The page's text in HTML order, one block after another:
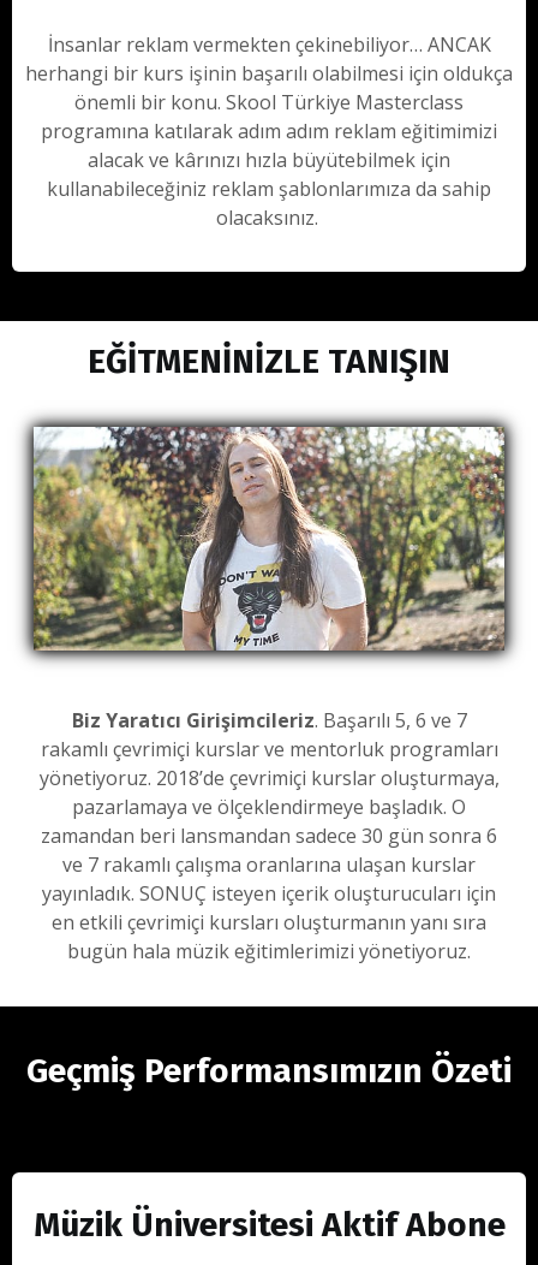
İnsanlar reklam vermekten çekinebiliyor… ANCAK
herhangi bir kurs işinin başarılı olabilmesi için oldukça
önemli bir konu. Skool Türkiye Masterclass
programına katılarak adım adım reklam eğitimimizi
alacak ve kârınızı hızla büyütebilmek için
kullanabileceğiniz reklam şablonlarımıza da sahip
olacaksınız.
EĞİTMENİNİZLE TANIŞIN
Biz Yaratıcı Girişimcileriz. Başarılı 5, 6 ve 7
rakamlı çevrimiçi kurslar ve mentorluk programları
yönetiyoruz. 2018’de çevrimiçi kurslar oluşturmaya,
pazarlamaya ve ölçeklendirmeye başladık. O
zamandan beri lansmandan sadece 30 gün sonra 6
ve 7 rakamlı çalışma oranlarına ulaşan kurslar
yayınladık. SONUÇ isteyen içerik oluşturucuları için
en etkili çevrimiçi kursları oluşturmanın yanı sıra
bugün hala müzik eğitimlerimizi yönetiyoruz.
Geçmiş Performansımızın Özeti
Müzik Üniversitesi Aktif Abone